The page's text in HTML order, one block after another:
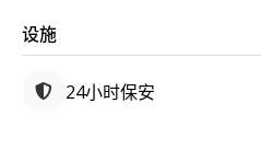
设施
24小时保安